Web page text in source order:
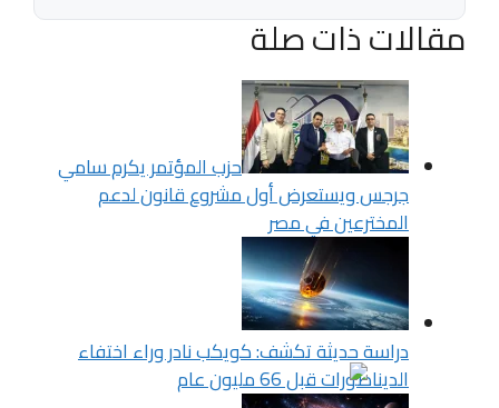
مقالات ذات صلة
حزب المؤتمر يكرم سامي
جرجس ويستعرض أول مشروع قانون لدعم
المخترعين في مصر
دراسة حديثة تكشف: كويكب نادر وراء اختفاء
الديناصورات قبل 66 مليون عام